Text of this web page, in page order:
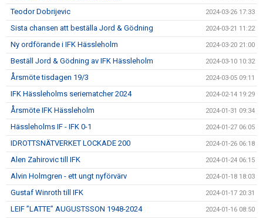
Teodor Dobrijevic 2024-03-26 17:33
Sista chansen att beställa Jord & Gödning 2024-03-21 11:22
Ny ordförande i IFK Hässleholm 2024-03-20 21:00
Beställ Jord & Gödning av IFK Hässleholm 2024-03-10 10:32
Årsmöte tisdagen 19/3 2024-03-05 09:11
IFK Hässleholms seriematcher 2024 2024-02-14 19:29
Årsmöte IFK Hässleholm 2024-01-31 09:34
Hässleholms IF - IFK 0-1 2024-01-27 06:05
IDROTTSNÄTVERKET LOCKADE 200 2024-01-26 06:18
Alen Zahirovic till IFK 2024-01-24 06:15
Alvin Holmgren - ett ungt nyförvärv 2024-01-18 18:03
Gustaf Winroth till IFK 2024-01-17 20:31
LEIF ”LATTE” AUGUSTSSON 1948-2024 2024-01-16 08:50